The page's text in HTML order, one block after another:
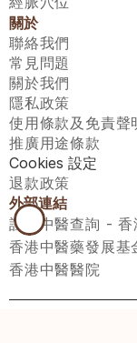
關於
聯絡我們
常見問題
關於我們
隱私政策
使用條款及免責聲
推廣用途條款
Cookies 設定
退款政策
外部連結
註冊中醫查詢 - 香
香港中醫藥發展基
香港中醫醫院
醫師匯有限公司